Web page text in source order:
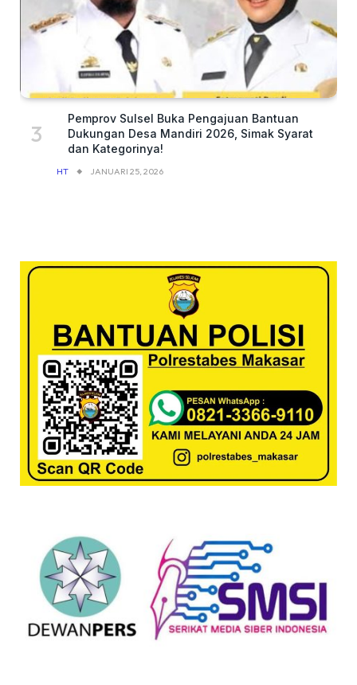
Pemprov Sulsel Buka Pengajuan Bantuan
Dukungan Desa Mandiri 2026, Simak Syarat
dan Kategorinya!
HT JANUARI 25, 2026